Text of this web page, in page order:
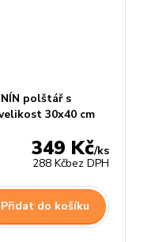
polštář s
30x40 cm
349 Kč/ks
288 Kčbez DPH
Přidat do košíku